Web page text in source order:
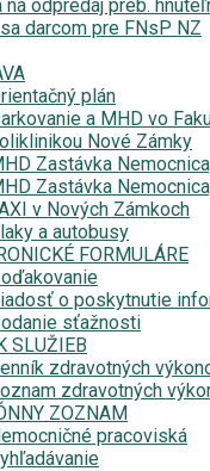
na odpredaj preb.
darcom pre FNsP NZ
plán
a MHD vo
Nové Zámky
Zastávka
Zastávka
v Nových Zámkoch
a autobusy
FORMULÁRE
o poskytnutie
sťažnosti
SLUŽIEB
zdravotných
zdravotných
ZOZNAM
pracoviská